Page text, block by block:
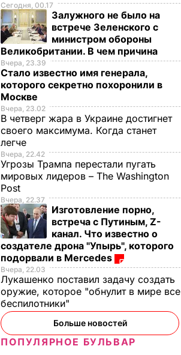
Сегодня, 00.17
Залужного не было на
встрече Зеленского с
министром обороны
Великобритании. В чем причина
Вчера, 23.39
Стало известно имя генерала,
которого секретно похоронили в
Москве
Вчера, 23.02
В четверг жара в Украине достигнет
своего максимума. Когда станет
легче
Вчера, 22.42
Угрозы Трампа перестали пугать
мировых лидеров – The Washington
Post
Вчера, 22.37
Изготовление порно,
встреча с Путиным, Z-
канал. Что известно о
создателе дрона "Упырь", которого
подорвали в Mercedes
Вчера, 22.03
Лукашенко поставил задачу создать
оружие, которое "обнулит в мире все
беспилотники"
Больше новостей
ПОПУЛЯРНОЕ БУЛЬВАР